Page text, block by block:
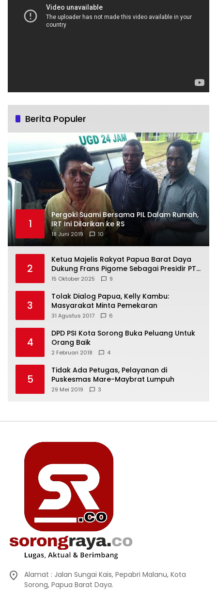
Berita Populer
1
Pergoki Suami Bersama PIL Dalam Rumah,
IRT Ini Dilarikan ke RS
18 Juni 2019 10
2
Ketua Majelis Rakyat Papua Barat Daya
Dukung Frans Pigome Sebagai Presidir PT
Freeport Indonesia
15 Oktober 2025 9
3
Tolak Dialog Papua, Kelly Kambu:
Masyarakat Minta Pemekaran
31 Agustus 2017 6
4
DPD PSI Kota Sorong Buka Peluang Untuk
Orang Baik
2 Februari 2018 4
5
Tidak Ada Petugas, Pelayanan di
Puskesmas Mare-Maybrat Lumpuh
29 Mei 2019 3
Alamat : Jalan Sungai Kais, Pepabri Malanu, Kota
Sorong, Papua Barat Daya.